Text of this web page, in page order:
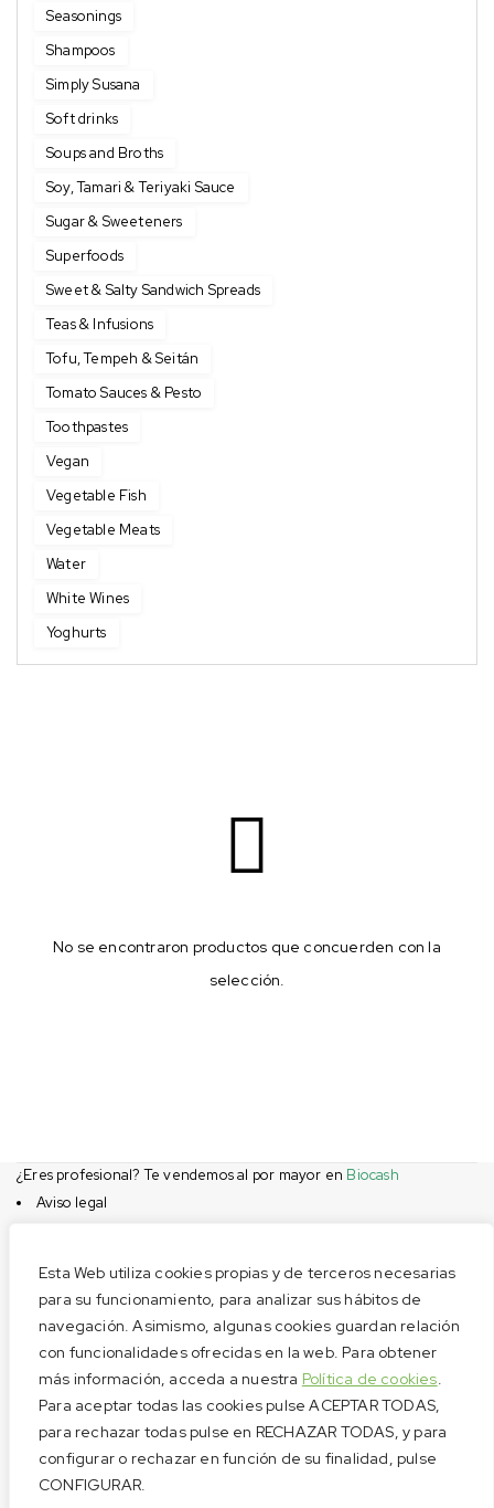
Esta Web utiliza cookies propias y de terceros necesarias
para su funcionamiento, para analizar sus hábitos de
navegación. Asimismo, algunas cookies guardan relación
con funcionalidades ofrecidas en la web. Para obtener
más información, acceda a nuestra Política de cookies.
Para aceptar todas las cookies pulse ACEPTAR TODAS,
para rechazar todas pulse en RECHAZAR TODAS, y para
configurar o rechazar en función de su finalidad, pulse
CONFIGURAR.
Seasonings
Shampoos
Simply Susana
Soft drinks
Soups and Broths
Soy, Tamari & Teriyaki Sauce
Sugar & Sweeteners
Superfoods
Sweet & Salty Sandwich Spreads
Teas & Infusions
Tofu, Tempeh & Seitán
Tomato Sauces & Pesto
Toothpastes
Vegan
Vegetable Fish
Vegetable Meats
Water
White Wines
Yoghurts
No se encontraron productos que concuerden con la
selección.
¿Eres profesional? Te vendemos al por mayor en Biocash
Aviso legal
Privacidad
Cookies
Condiciones de compra
Privacidad
Cookies